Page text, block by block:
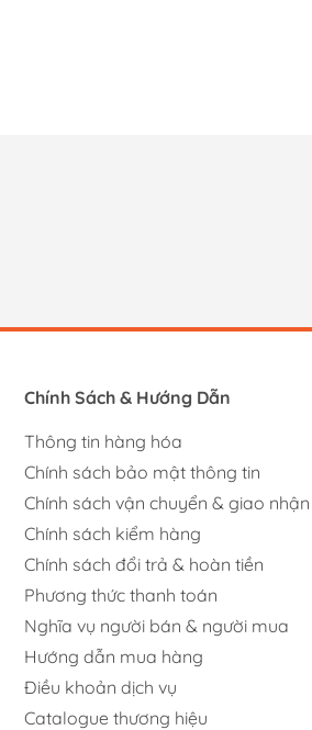
Chính Sách & Hướng Dẫn
Thông tin hàng hóa
Chính sách bảo mật thông tin
Chính sách vận chuyển & giao nhận
Chính sách kiểm hàng
Chính sách đổi trả & hoàn tiền
Phương thức thanh toán
Nghĩa vụ người bán & người mua
Hướng dẫn mua hàng
Điều khoản dịch vụ
Catalogue thương hiệu